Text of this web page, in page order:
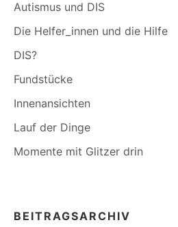
Autismus und DIS
Die Helfer_innen und die Hilfe
DIS?
Fundstücke
Innenansichten
Lauf der Dinge
Momente mit Glitzer drin
BEITRAGSARCHIV